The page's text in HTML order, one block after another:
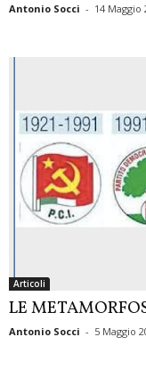
Antonio Socci - 14 Maggio
Articoli
LE
Antonio Socci - 5 Maggio